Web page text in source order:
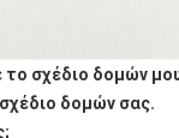
σχέδιο δομών
δομών σας.